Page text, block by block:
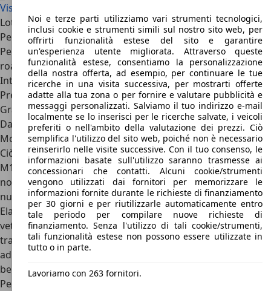
Visualizza tutte le offerte Lotus Elan
Lotus Elan: Target e Punti di Riferimento
Per chi cerca una sportiva pura e leggera
Per chi vuole distinguersi nell'affollato segmento delle
roadster
Interni funzionali e orientati alla guida
Prestazioni elevate con motori brillanti
Grande agilità e piacere di guida
Dati Lotus Elan
Motori Lotus Elan
Ciò che stupisce però è la gamma motori di Lotus Elan
M100 e, in generale, la sua meccanica. Sebbene sulla carta
non ci siano infatti punti di incontro tra la vecchia e la
nuova Elan, in realtà Lotus ha utilizzato anche su questa
Elan un telaio in acciaio con imbullonata la carrozzeria in
vetroresina. Per realizzare bene la sua prima vettura a
trazione anteriore, una soluzione scelta per potersi aprire
ad un pubblico sempre maggiore, GM volle fare le cose per
bene.
Per il progetto Elan, realizzato completamente ex-novo,
Noi e terze parti utilizziamo vari strumenti tecnologici,
inclusi cookie e strumenti simili sul nostro sito web, per
offrirti funzionalità estese del sito e garantire
un'esperienza utente migliorata. Attraverso queste
funzionalità estese, consentiamo la personalizzazione
della nostra offerta, ad esempio, per continuare le tue
ricerche in una visita successiva, per mostrarti offerte
adatte alla tua zona o per fornire e valutare pubblicità e
messaggi personalizzati. Salviamo il tuo indirizzo e-mail
localmente se lo inserisci per le ricerche salvate, i veicoli
preferiti o nell'ambito della valutazione dei prezzi. Ciò
semplifica l'utilizzo del sito web, poiché non è necessario
reinserirlo nelle visite successive. Con il tuo consenso, le
informazioni basate sull'utilizzo saranno trasmesse ai
concessionari che contatti. Alcuni cookie/strumenti
vengono utilizzati dai fornitori per memorizzare le
informazioni fornite durante le richieste di finanziamento
per 30 giorni e per riutilizzarle automaticamente entro
tale periodo per compilare nuove richieste di
finanziamento. Senza l'utilizzo di tali cookie/strumenti,
tali funzionalità estese non possono essere utilizzate in
tutto o in parte.
Lavoriamo con 263 fornitori.